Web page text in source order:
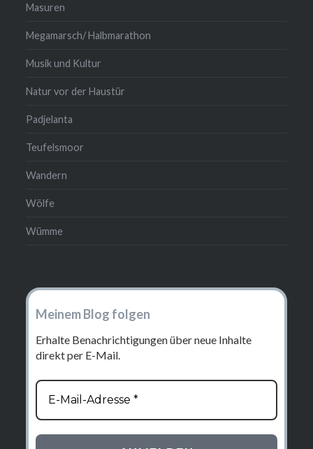
Masuren
Megamarsch/ Halbmarathon
Musik und Kultur
Natur vor der Haustür
Padjelanta
Teufelsmoor
Wandern
Wölfe
Wümme
Meinem Blog folgen
Erhalte Benachrichtigungen über neue Inhalte
direkt per E-Mail.